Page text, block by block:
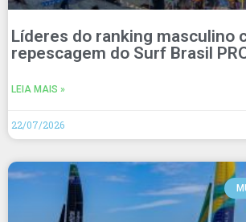
Líderes do ranking masculino
repescagem do Surf Brasil
LEIA MAIS »
22/07/2026